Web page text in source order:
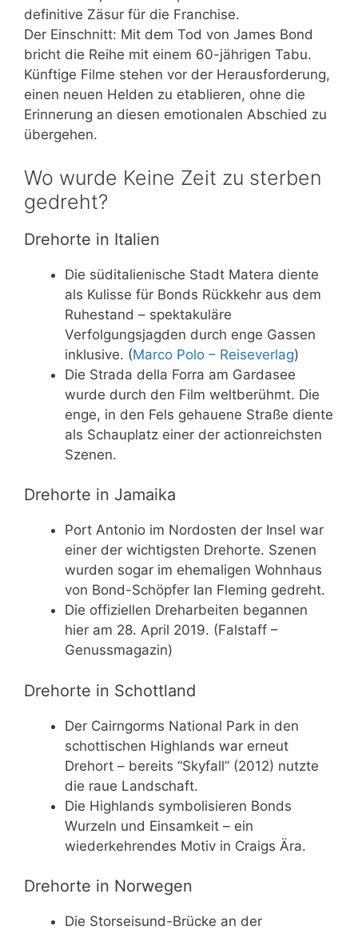
definitive Zäsur für die Franchise.
Der Einschnitt: Mit dem Tod von James Bond
bricht die Reihe mit einem 60-jährigen Tabu.
Künftige Filme stehen vor der Herausforderung,
einen neuen Helden zu etablieren, ohne die
Erinnerung an diesen emotionalen Abschied zu
übergehen.
Wo wurde Keine Zeit zu sterben
gedreht?
Drehorte in Italien
Die süditalienische Stadt Matera diente
als Kulisse für Bonds Rückkehr aus dem
Ruhestand – spektakuläre
Verfolgungsjagden durch enge Gassen
inklusive. (Marco Polo – Reiseverlag)
Die Strada della Forra am Gardasee
wurde durch den Film weltberühmt. Die
enge, in den Fels gehauene Straße diente
als Schauplatz einer der actionreichsten
Szenen.
Drehorte in Jamaika
Port Antonio im Nordosten der Insel war
einer der wichtigsten Drehorte. Szenen
wurden sogar im ehemaligen Wohnhaus
von Bond-Schöpfer Ian Fleming gedreht.
Die offiziellen Dreharbeiten begannen
hier am 28. April 2019. (Falstaff –
Genussmagazin)
Drehorte in Schottland
Der Cairngorms National Park in den
schottischen Highlands war erneut
Drehort – bereits “Skyfall” (2012) nutzte
die raue Landschaft.
Die Highlands symbolisieren Bonds
Wurzeln und Einsamkeit – ein
wiederkehrendes Motiv in Craigs Ära.
Drehorte in Norwegen
Die Storseisund-Brücke an der